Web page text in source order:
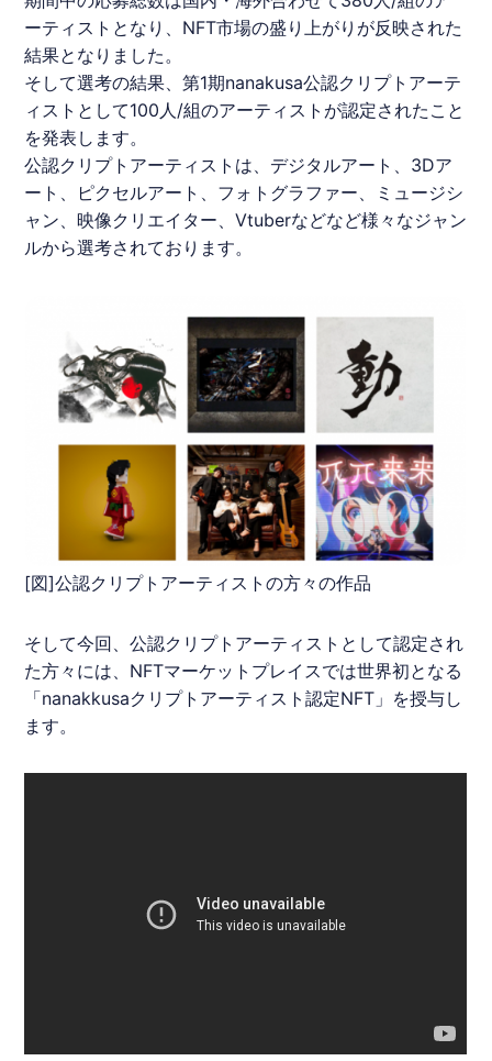
ーティストとなり、 NFT市場の盛り上がりが反映された
結果となりました。
そして選考の結果、第1期nanakusa公認クリプトアーテ
ィストとして100人/組のアーティストが認定されたこと
を発表します。
公認クリプトアーティストは、デジタルアート、3Dア
ート、ピクセルアート、フォトグラファー、ミュージシ
ャン、映像クリエイター、Vtuberなどなど様々なジャン
ルから選考されております。
[図]公認クリプトアーティストの方々の作品
そして今回、公認クリプトアーティストとして認定され
た方々には、 NFTマーケットプレイスでは世界初となる
「nanakkusaクリプトアーティスト認定NFT 」を授与し
ます。